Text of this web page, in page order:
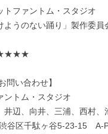
トファントム・スタジオ
ようのない踊り」製作委員
問い合わせ】
ントム・スタジオ
井辺、向井、三浦、西村、
谷区千駄ヶ谷5-23-15 A-